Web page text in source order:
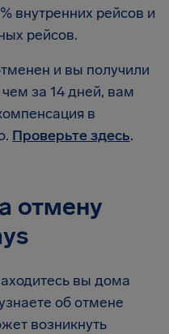
внутренних рейсов и
рейсов.
и вы получили
за 14 дней, вам
в
Проверьте здесь.
отмену
вы дома
об отмене
возникнуть